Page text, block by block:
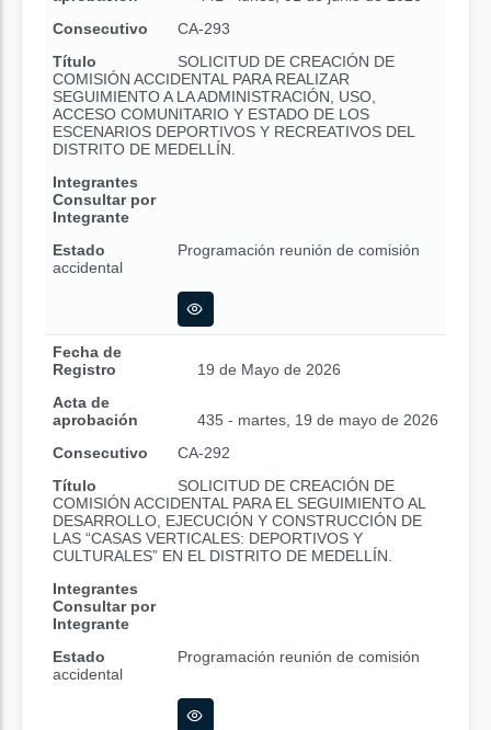
Consecutivo
CA-293
Título
SOLICITUD DE CREACIÓN DE
COMISIÓN ACCIDENTAL PARA REALIZAR
SEGUIMIENTO A LA ADMINISTRACIÓN, USO,
ACCESO COMUNITARIO Y ESTADO DE LOS
ESCENARIOS DEPORTIVOS Y RECREATIVOS DEL
DISTRITO DE MEDELLÍN.
Integrantes
Consultar por
Integrante
Estado
Programación reunión de comisión
accidental
Fecha de
Registro
19 de Mayo de 2026
Acta de
aprobación
435 - martes, 19 de mayo de 2026
Consecutivo
CA-292
Título
SOLICITUD DE CREACIÓN DE
COMISIÓN ACCIDENTAL PARA EL SEGUIMIENTO AL
DESARROLLO, EJECUCIÓN Y CONSTRUCCIÓN DE
LAS “CASAS VERTICALES: DEPORTIVOS Y
CULTURALES” EN EL DISTRITO DE MEDELLÍN.
Integrantes
Consultar por
Integrante
Estado
Programación reunión de comisión
accidental